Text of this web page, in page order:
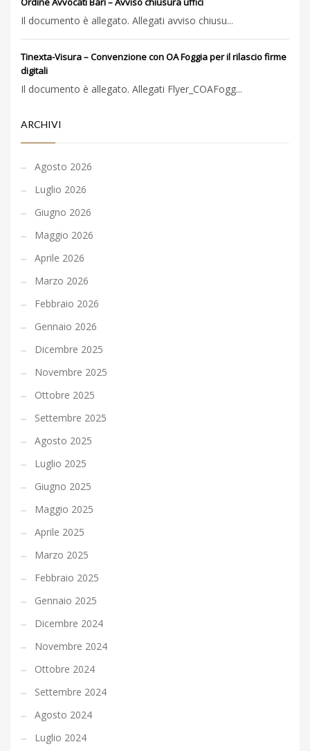
Il documento è allegato. Allegati avviso chiusu...
Tinexta-Visura – Convenzione con OA Foggia per il rilascio firme
digitali
Il documento è allegato. Allegati Flyer_COAFogg...
ARCHIVI
Agosto 2026
Luglio 2026
Giugno 2026
Maggio 2026
Aprile 2026
Marzo 2026
Febbraio 2026
Gennaio 2026
Dicembre 2025
Novembre 2025
Ottobre 2025
Settembre 2025
Agosto 2025
Luglio 2025
Giugno 2025
Maggio 2025
Aprile 2025
Marzo 2025
Febbraio 2025
Gennaio 2025
Dicembre 2024
Novembre 2024
Ottobre 2024
Settembre 2024
Agosto 2024
Luglio 2024